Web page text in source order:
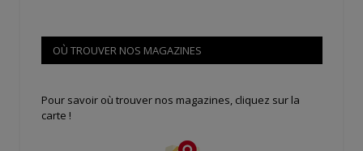
OÙ TROUVER NOS MAGAZINES
Pour savoir où trouver nos magazines, cliquez sur la
carte !